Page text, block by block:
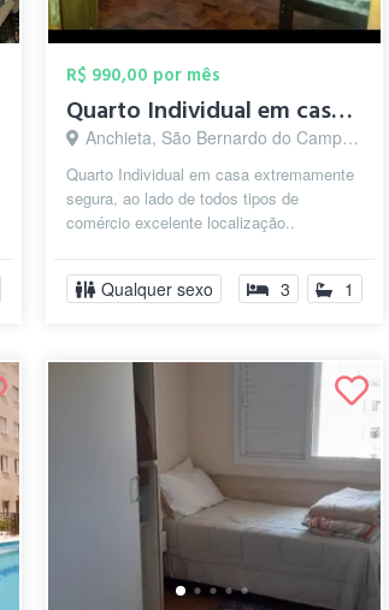
R$ 990,00 por mês
Quarto Individual em casa Completa e ext...
Anchieta, São Bernardo do Campo - SP
Quarto Individual em casa extremamente
segura, ao lado de todos tipos de
comércio excelente localização..
Bernardo do ...
Qualquer sexo 3 1